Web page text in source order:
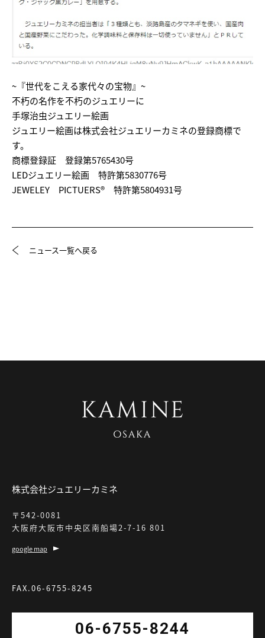
~『世代をこえる家代々の宝物』~
不朽の名作を不朽のジュエリーに
手塚治虫ジュエリー絵画
ジュエリー絵画は株式会社ジュエリーカミネの登録商標で
す。
商標登録証 登録第5765430号
LEDジュエリー絵画 特許第5830776号
JEWELEY PICTUERS® 特許第5804931号
ニュース一覧へ戻る
株式会社ジュエリーカミネ
〒542-0081
大阪府大阪市中央区南船場2-7-16 801
google map
FAX.06-6755-8245
06-6755-8244